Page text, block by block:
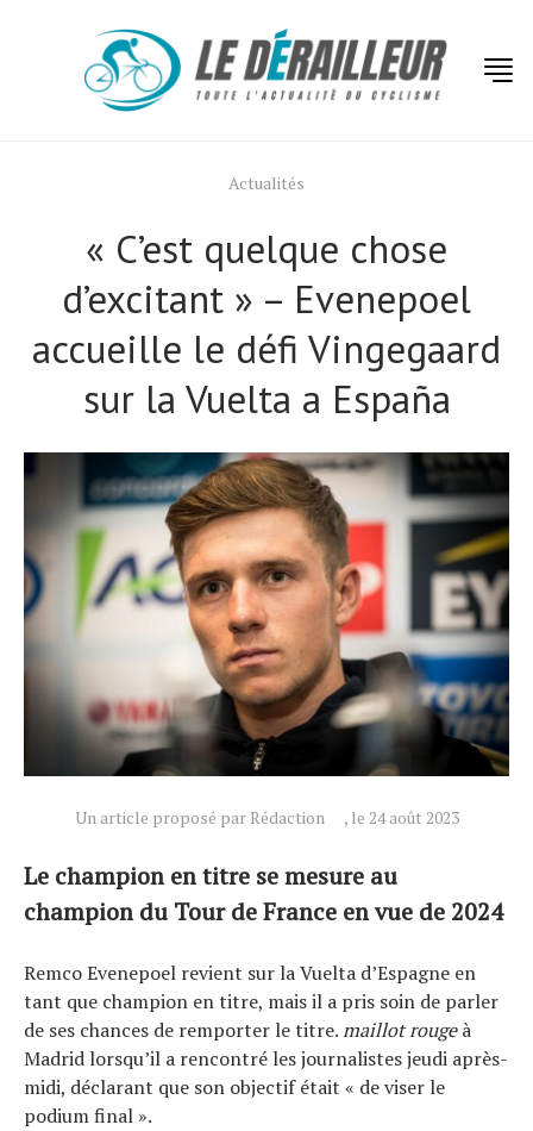
Actualités
« C’est quelque chose
d’excitant » – Evenepoel
accueille le défi Vingegaard
sur la Vuelta a España
Un article proposé par Rédaction , le 24 août 2023
Le champion en titre se mesure au
champion du Tour de France en vue de 2024
Remco Evenepoel revient sur la Vuelta d’Espagne en
tant que champion en titre, mais il a pris soin de parler
de ses chances de remporter le titre.maillot rougeà
Madrid lorsqu’il a rencontré les journalistes jeudi après-
midi, déclarant que son objectif était « de viser le
podium final ».
Actualités
Technologies
Tests de produits
Tendances